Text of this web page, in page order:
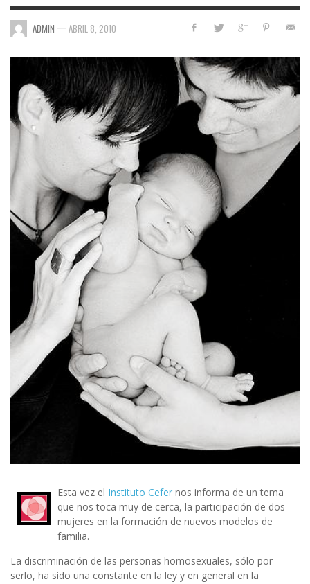
ADMIN — ABRIL 8, 2010
Esta vez el Instituto Cefer nos informa de un tema
que nos toca muy de cerca, la participación de dos
mujeres en la formación de nuevos modelos de
familia.
La discriminación de las personas homosexuales, sólo por
serlo, ha sido una constante en la ley y en general en la